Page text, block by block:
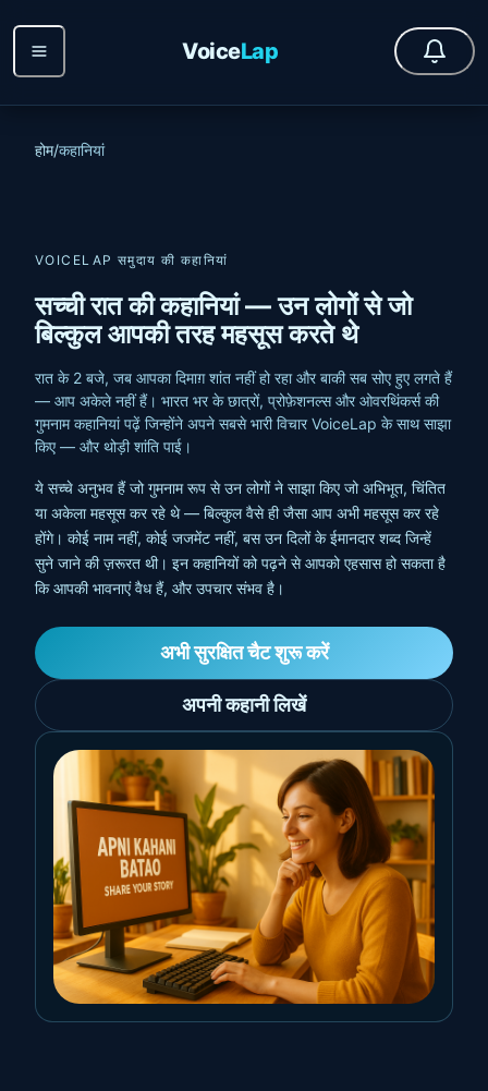
VoiceLap
होम/कहानियां
VOICELAP समुदाय की कहानियां
सच्ची रात की कहानियां — उन लोगों से जो
बिल्कुल आपकी तरह महसूस करते थे
रात के 2 बजे, जब आपका दिमाग़ शांत नहीं हो रहा और बाकी सब सोए हुए लगते हैं
— आप अकेले नहीं हैं। भारत भर के छात्रों, प्रोफ़ेशनल्स और ओवरथिंकर्स की
गुमनाम कहानियां पढ़ें जिन्होंने अपने सबसे भारी विचार VoiceLap के साथ साझा
किए — और थोड़ी शांति पाई।
ये सच्चे अनुभव हैं जो गुमनाम रूप से उन लोगों ने साझा किए जो अभिभूत, चिंतित
या अकेला महसूस कर रहे थे — बिल्कुल वैसे ही जैसा आप अभी महसूस कर रहे
होंगे। कोई नाम नहीं, कोई जजमेंट नहीं, बस उन दिलों के ईमानदार शब्द जिन्हें
सुने जाने की ज़रूरत थी। इन कहानियों को पढ़ने से आपको एहसास हो सकता है
कि आपकी भावनाएं वैध हैं, और उपचार संभव है।
अभी सुरक्षित चैट शुरू करें
अपनी कहानी लिखें